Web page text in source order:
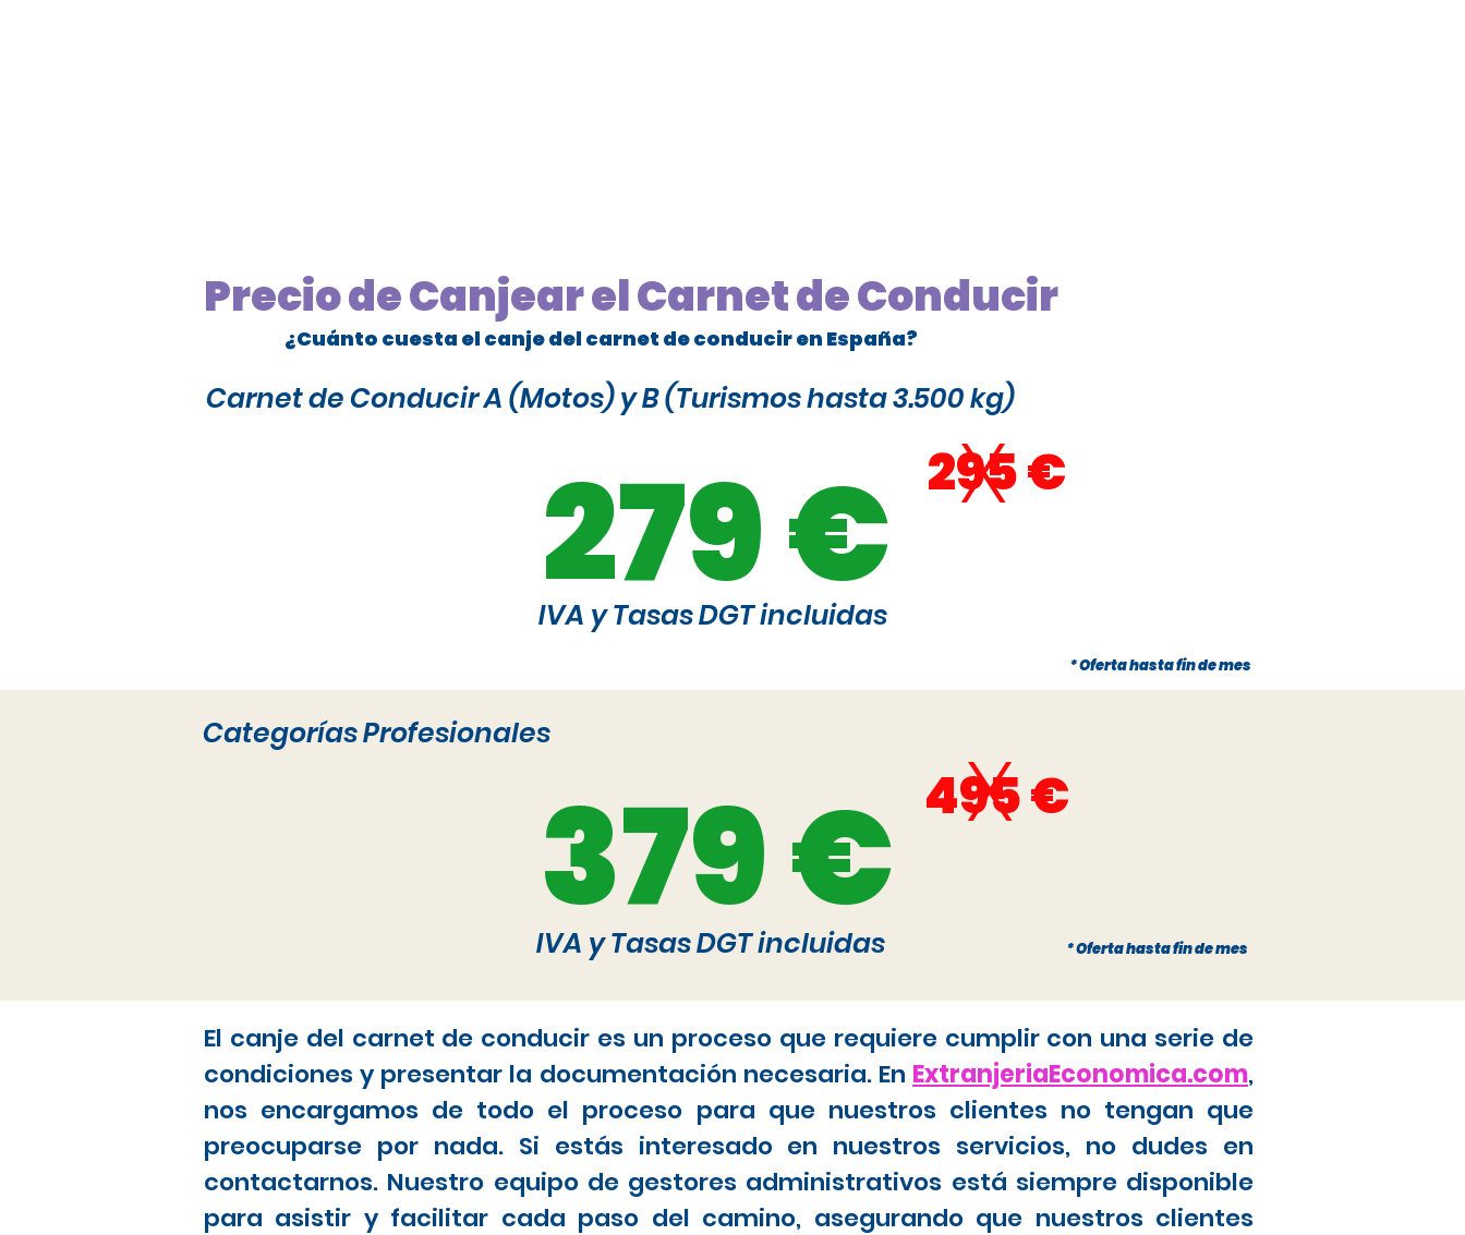
Precio de Canjear el Carnet de Conducir
¿Cuánto cuesta el canje del carnet de conducir en España?
Carnet de Conducir A (Motos) y B (Turismos hasta 3.500 kg)
279 € 295 €
x
IVA y Tasas DGT incluidas
* Oferta hasta fin de mes
* Oferta hasta fin de mes
Categorías Profesionales
379 € 495 €
x
IVA y Tasas DGT incluidas
El canje del carnet de conducir es un proceso que requiere cumplir con una serie de
condiciones y presentar la documentación necesaria. En ExtranjeriaEconomica.com,
nos encargamos de todo el proceso para que nuestros clientes no tengan que
preocuparse por nada. Si estás interesado en nuestros servicios, no dudes en
contactarnos. Nuestro equipo de gestores administrativos está siempre disponible
para asistir y facilitar cada paso del camino, asegurando que nuestros clientes